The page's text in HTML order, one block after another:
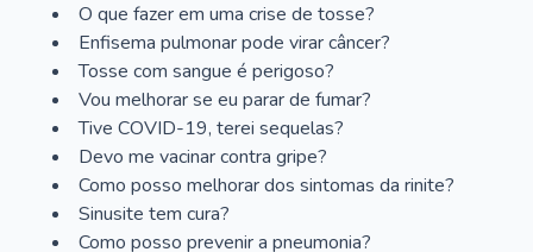
O que fazer em uma crise de tosse?
Enfisema pulmonar pode virar câncer?
Tosse com sangue é perigoso?
Vou melhorar se eu parar de fumar?
Tive COVID-19, terei sequelas?
Devo me vacinar contra gripe?
Como posso melhorar dos sintomas da rinite?
Sinusite tem cura?
Como posso prevenir a pneumonia?